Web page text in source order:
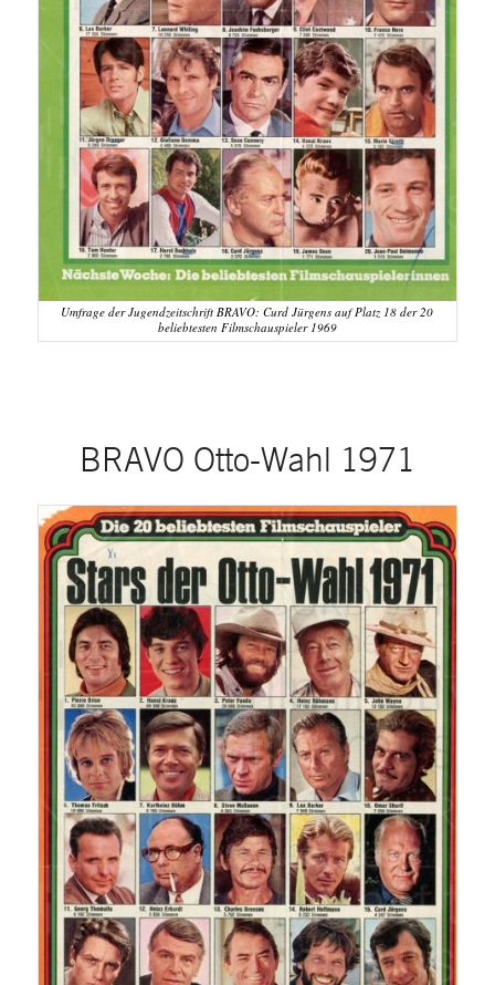
Umfrage der Jugendzeitschrift BRAVO: Curd Jürgens auf Platz 18 der 20
beliebtesten Filmschauspieler 1969
BRAVO Otto-Wahl 1971